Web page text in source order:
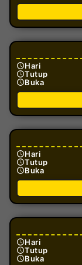
Hari
Tutup
Buka
Hari
Tutup
Buka
Hari
Tutup
Buka